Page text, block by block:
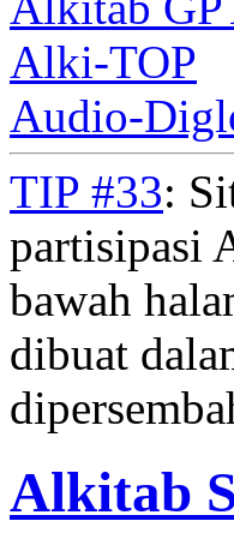
Alki-TOP
Audio-
TIP #33:
partisipasi
bawah
dibuat
Alkitab